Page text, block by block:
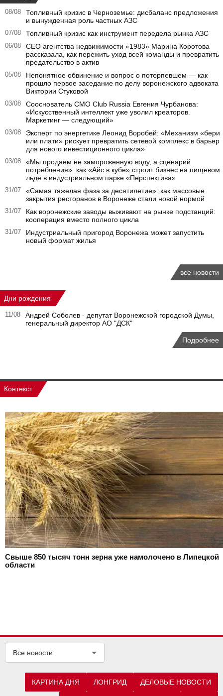
08/08
Топливный кризис в Черноземье: дисбаланс предложения
и вынужденная роль частных АЗС
07/08 Топливный кризис как инструмент передела рынка АЗС
06/08
CEO агентства недвижимости «1983» Марина Коротова
рассказала, как пережить уход всей команды и превратить
предательство в актив
05/08
Непонятное обвинение и вопрос о потерпевшем — как
прошло первое заседание по делу воронежского адвоката
Виктории Стуковой
03/08
Сооснователь CMO Club Russia Евгения Чурбанова:
«Искусственный интеллект уже уволил креаторов.
Маркетинг — следующий»
03/08
Эксперт по энергетике Леонид Воробей: «Механизм «бери
или плати» рискует превратить сетевой комплекс в барьер
для нового инвестиционного цикла»
03/08
«Мы продаем не замороженную воду, а сценарий
потребления»: как «Айс в кубе» строит бизнес на пищевом
льде в индустриальном парке «Перспектива»
31/07
«Самая тяжелая фаза за десятилетие»: как массовые
закрытия ресторанов в Воронеже стали новой нормой
31/07
Как воронежские заводы выживают на рынке подстанций:
кооперация вместо полного цикла
31/07
Индустриальный пригород Воронежа может запустить
новый формат жилья
все новости
Дни рождения
11/08
Андрей Соболев - депутат Воронежской городской Думы,
генеральный директор АО "ДСК"
Подробнее
Контекст
Свыше 850 тысяч тонн зерна уже намолочено в Липецкой
области
Все новости
КАРТИНА ДНЯ ЛОНГРИД ДЕЛОВЫЕ НОВОСТИ